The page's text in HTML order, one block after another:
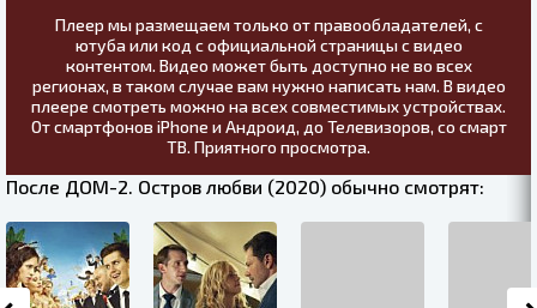
Плеер мы размещаем только от правообладателей, с
ютуба или код с официальной страницы с видео
контентом. Видео может быть доступно не во всех
регионах, в таком случае вам нужно написать нам. В видео
плеере смотреть можно на всех совместимых устройствах.
От смартфонов iPhone и Андроид, до Телевизоров, со смарт
ТВ. Приятного просмотра.
После ДОМ-2. Остров любви (2020) обычно смотрят: